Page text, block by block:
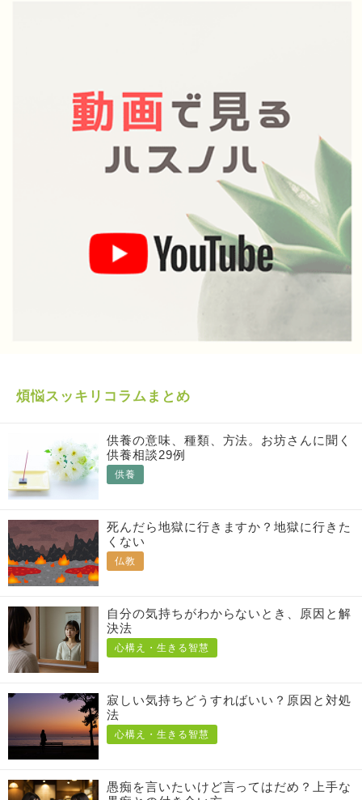
煩悩スッキリコラムまとめ
供養の意味、種類、方法。お坊さんに聞く
供養相談29例
供養
死んだら地獄に行きますか？地獄に行きた
くない
仏教
自分の気持ちがわからないとき、原因と解
決法
心構え・生きる智慧
寂しい気持ちどうすればいい？原因と対処
法
心構え・生きる智慧
愚痴を言いたいけど言ってはだめ？上手な